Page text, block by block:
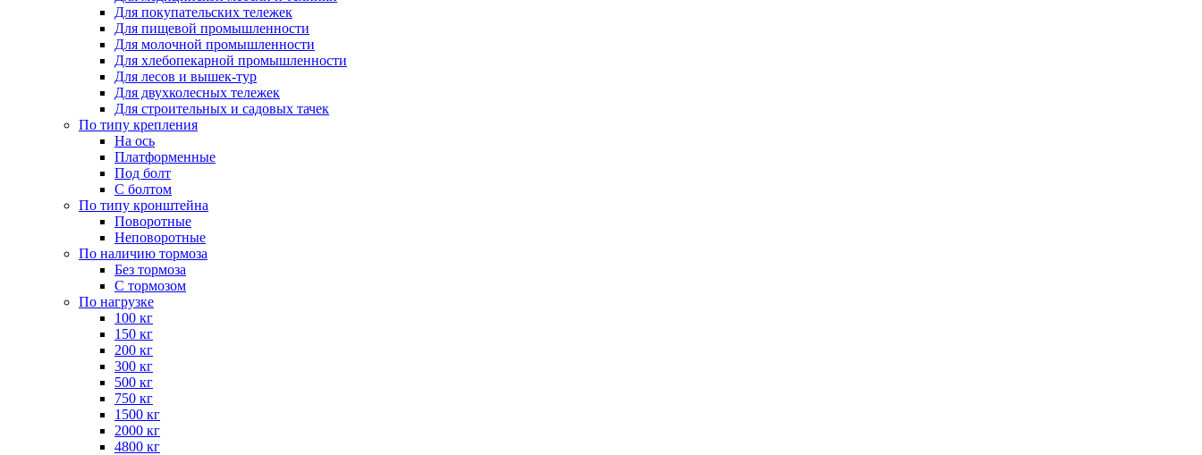
Для покупательских тележек
Для пищевой промышленности
Для молочной промышленности
Для хлебопекарной промышленности
Для лесов и вышек-тур
Для двухколесных тележек
Для строительных и садовых тачек
По типу крепления
На ось
Платформенные
Под болт
С болтом
По типу кронштейна
Поворотные
Неповоротные
По наличию тормоза
Без тормоза
С тормозом
По нагрузке
100 кг
150 кг
200 кг
300 кг
500 кг
750 кг
1500 кг
2000 кг
4800 кг